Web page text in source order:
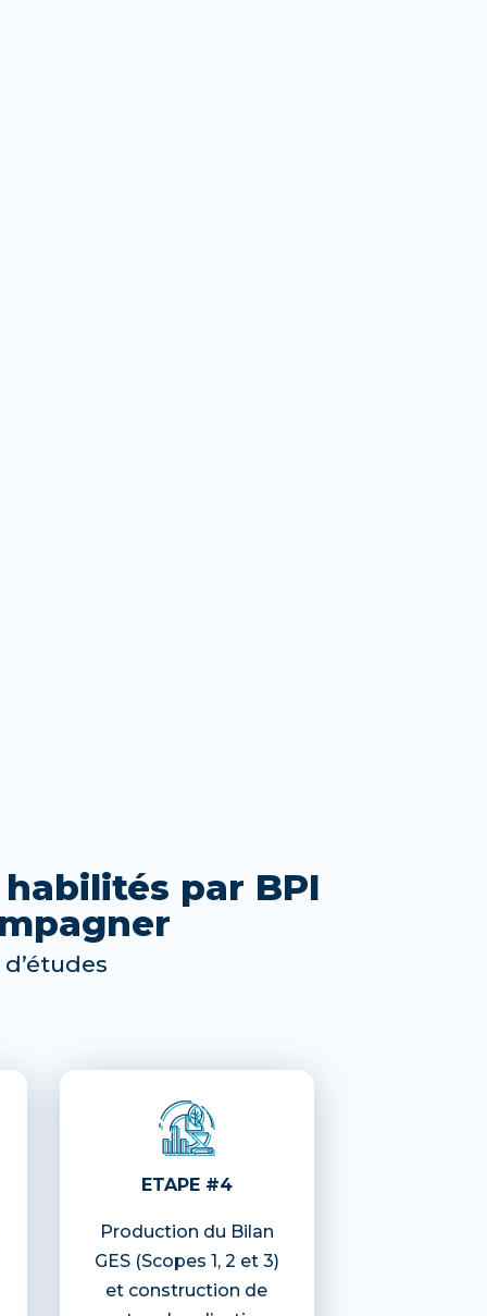
par BPI
ETAPE #4
Production du Bilan
GES (Scopes 1, 2 et 3)
et construction de